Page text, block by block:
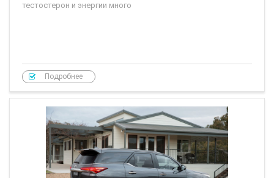
тестостерон и энергии много
Подробнее